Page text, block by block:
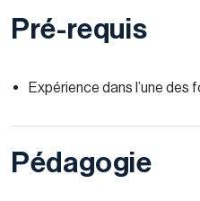
Pré-requis
Expérience dans l’une des
Pédagogie